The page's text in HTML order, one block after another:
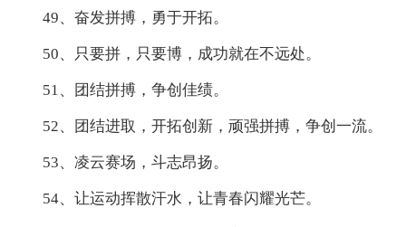
49、奋发拼搏，勇于开拓。
50、只要拼，只要博，成功就在不远处。
51、团结拼搏，争创佳绩。
52、团结进取，开拓创新，顽强拼搏，争创一流。
53、凌云赛场，斗志昂扬。
54、让运动挥散汗水，让青春闪耀光芒。